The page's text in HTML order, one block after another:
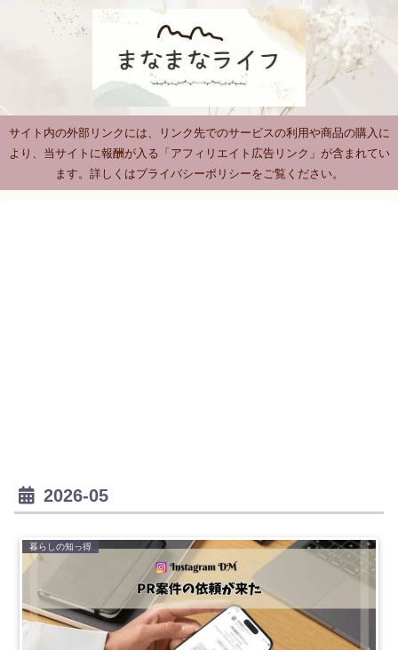
サイト内の外部リンクには、リンク先でのサービスの利用や商品の購入に
より、当サイトに報酬が入る「アフィリエイト広告リンク」が含まれてい
ます。詳しくはプライバシーポリシーをご覧ください。
2026-05
暮らしの知っ得